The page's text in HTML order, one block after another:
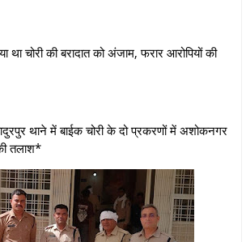
चोरी की बरादात को अंजाम, फरार आरोपियों की
थाने में बाईक चोरी के दो प्रकरणों में अशोकनगर
तलाश*